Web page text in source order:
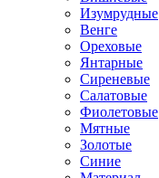
Изумрудные
Венге
Ореховые
Янтарные
Сиреневые
Салатовые
Фиолетовые
Мятные
Золотые
Синие